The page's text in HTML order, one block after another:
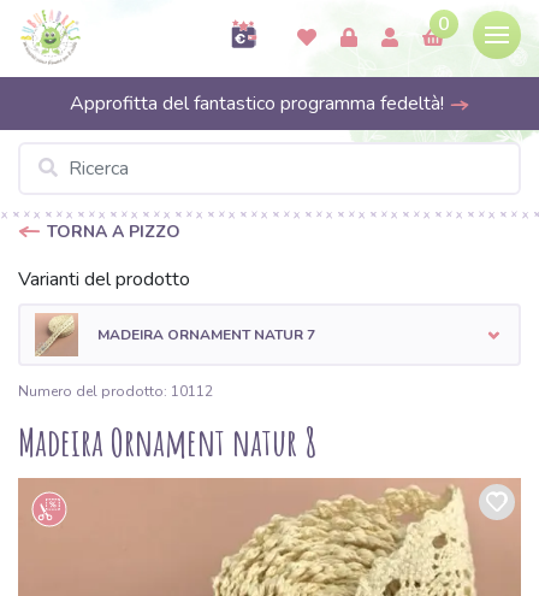
0
Approfitta del fantastico programma fedeltà!
TORNA A PIZZO
Varianti del prodotto
MADEIRA ORNAMENT NATUR 7
Numero del prodotto: 10112
Madeira Ornament natur 8